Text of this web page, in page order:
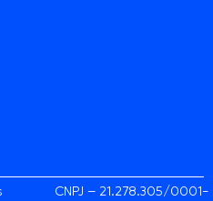
CNPJ – 21.278.305/0001-